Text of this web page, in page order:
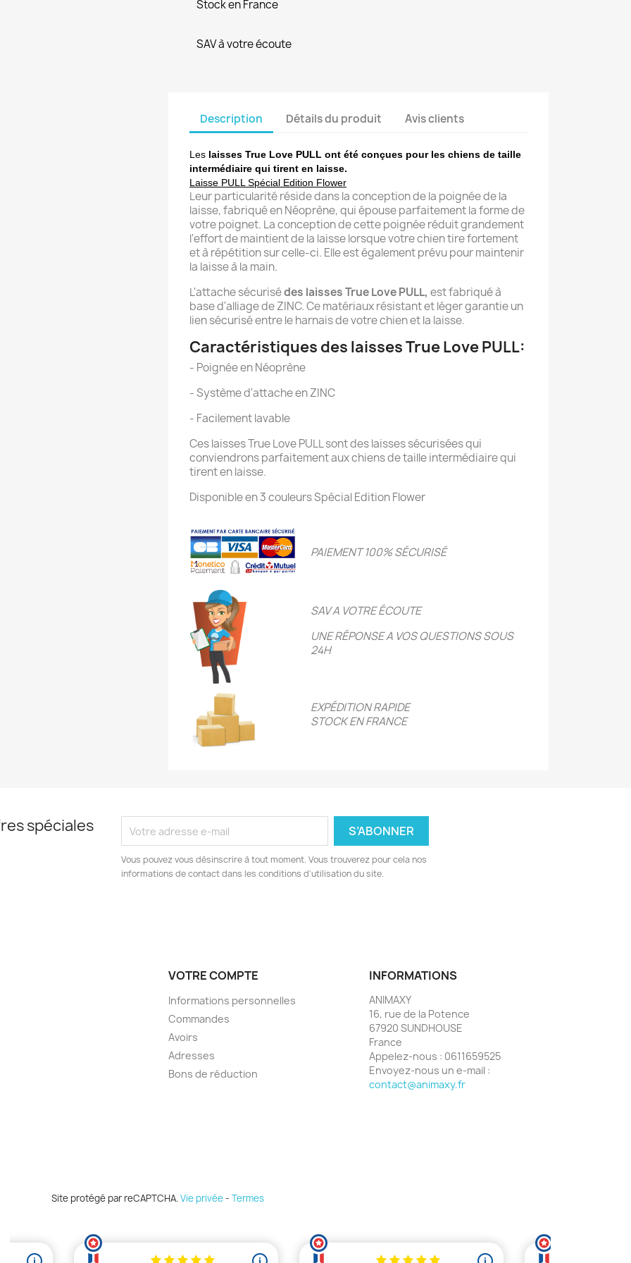
Stock en France
SAV à votre écoute
Description Détails du produit Avis clients
Les laisses True Love PULL ont été conçues pour les chiens de taille
intermédiaire qui tirent en laisse.
Laisse PULL Spécial Edition Flower
Leur particularité réside dans la conception de la poignée de la
laisse, fabriqué en Néoprène, qui épouse parfaitement la forme de
votre poignet. La conception de cette poignée réduit grandement
l'effort de maintient de la laisse lorsque votre chien tire fortement
et à répétition sur celle-ci. Elle est également prévu pour maintenir
la laisse à la main.
L'attache sécurisédes laisses True Love PULL, est fabriqué à
base d'alliage de ZINC. Ce matériaux résistant et léger garantie un
lien sécurisé entre le harnais de votre chien et la laisse.
Caractéristiques des laisses True Love PULL:
- Poignée en Néoprène
- Système d'attache en ZINC
- Facilement lavable
Ces laisses True Love PULL sont des laisses sécurisées qui
conviendrons parfaitement aux chiens de taille intermédiaire qui
tirent en laisse.
Disponible en 3 couleurs Spécial Edition Flower
PAIEMENT 100% SÉCURISÉ
SAV A VOTRE ÉCOUTE
UNE RÉPONSE A VOS QUESTIONS SOUS
24H
EXPÉDITION RAPIDE
STOCK EN FRANCE
spéciales
Vous pouvez vous désinscrire à tout moment. Vous trouverez pour cela nos
informations de contact dans les conditions d'utilisation du site.
VOTRE COMPTE
Informations personnelles
Commandes
Avoirs
Adresses
Bons de réduction
INFORMATIONS
ANIMAXY
16, rue de la Potence
67920 SUNDHOUSE
France
Appelez-nous : 0611659525
Envoyez-nous un e-mail :
contact@animaxy.fr
Site protégé par reCAPTCHA.Vie privée- Termes